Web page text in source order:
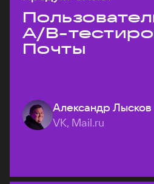
A/B-
Почты
Александр Лысков
VK, Mail.ru